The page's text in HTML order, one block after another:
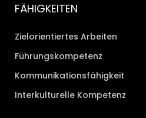
FÄHIGKEITEN
Zielorientiertes Arbeiten
Führungskompetenz
Kommunikationsfähigkeit
Interkulturelle Kompetenz